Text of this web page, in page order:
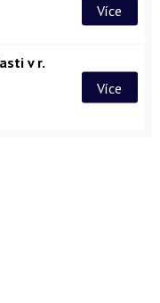
Více
v r.
Více